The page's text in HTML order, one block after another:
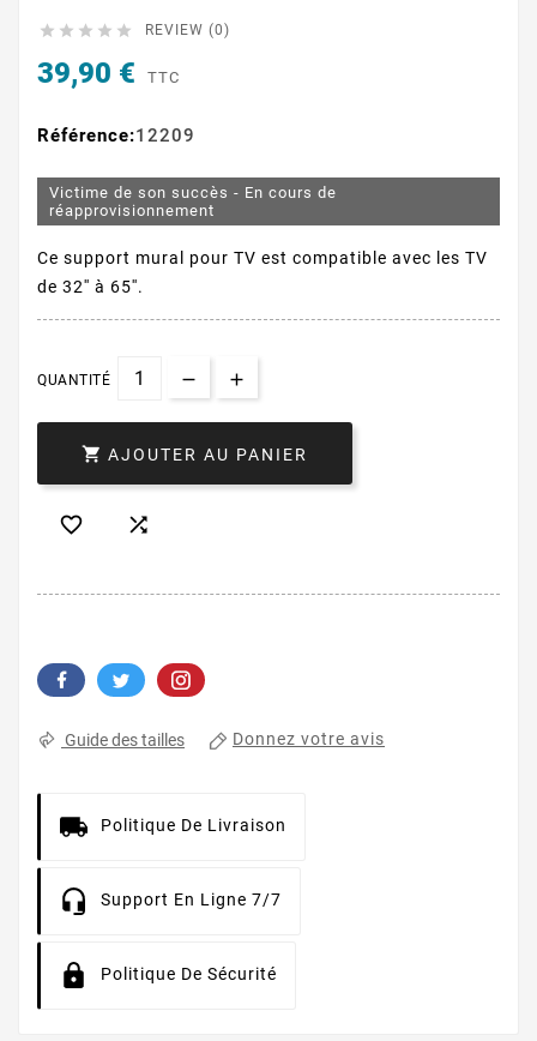
     REVIEW (0)
39,90 € TTC
Référence:12209
Victime de son succès - En cours de
réapprovisionnement
Ce support mural pour TV est compatible avec les TV
de 32'' à 65''.
QUANTITÉ
 AJOUTER AU PANIER
 
Guide des tailles Donnez votre avis
Politique De Livraison
Support En Ligne 7/7
Politique De Sécurité